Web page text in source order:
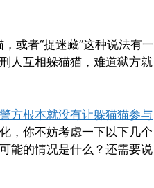
或者“捉迷藏”这种说法有一
人互相躲猫猫，难道狱方就
警方根本就没有让躲猫猫参与
，你不妨考虑一下以下几个
能的情况是什么？还需要说